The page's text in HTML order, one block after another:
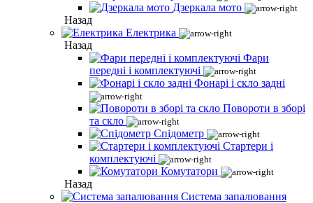
Дзеркала мото
Назад
Електрика
Назад
Фари
передні і комплектуючі
Фонарі і скло задні
Повороти в зборі
та скло
Спідометр
Стартери і
комплектуючі
Комутатори
Назад
Система запалювання